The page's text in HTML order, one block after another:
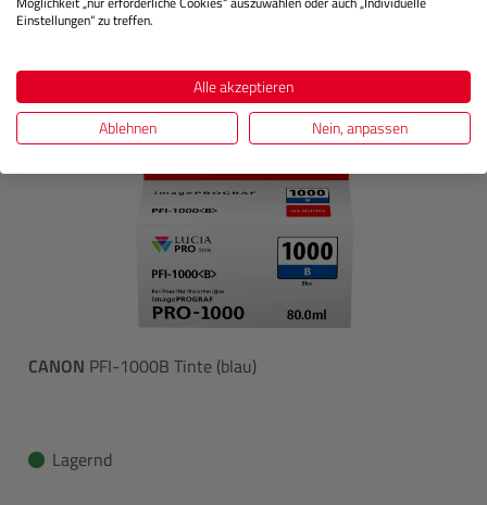
CANON PFI-1000B Tinte (blau)
Lagernd
Einstellungen“ zu treffen.
Alle akzeptieren
Ablehnen
Nein, anpassen